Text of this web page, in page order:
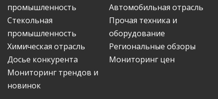
промышленность
Автомобильная отрасль
Стекольная
промышленность
Прочая техника и
оборудование
Химическая отрасль
Региональные обзоры
Досье конкурента
Мониторинг цен
Мониторинг трендов и
новинок